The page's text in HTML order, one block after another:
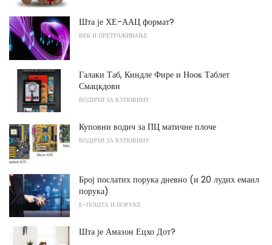
Шта је ХЕ-ААЦ формат?
ВЕБ И ПРЕТРАЖИВАЊЕ
Галаки Таб, Киндле Фире и Ноок Таблет
Смацкдовн
ВОДИЧИ ЗА КУПОВИНУ
Куповни водич за ПЦ матичне плоче
ВОДИЧИ ЗА КУПОВИНУ
Број послатих порука дневно (и 20 лудих емаил
порука)
Е-ПОШТА И ПОРУКЕ
Шта је Амазон Ецхо Дот?